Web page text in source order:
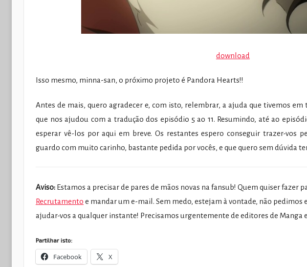
download
Isso mesmo, minna-san, o próximo projeto é Pandora Hearts!!
Antes de mais, quero agradecer e, com isto, relembrar, a ajuda que tivemos
que nos ajudou com a tradução dos episódio 5 ao 11. Resumindo, até ao
esperar vê-los por aqui em breve. Os restantes espero conseguir trazer-vos
guardo com muito carinho, bastante pedida por vocês, e que quero sem dúvida
Aviso: Estamos a precisar de pares de mãos novas na fansub! Quem quiser fazer
Recrutamento e mandar um e-mail. Sem medo, estejam à vontade, não pedimos
ajudar-vos a qualquer instante! Precisamos urgentemente de editores de Manga
Partilhar isto:
Facebook X